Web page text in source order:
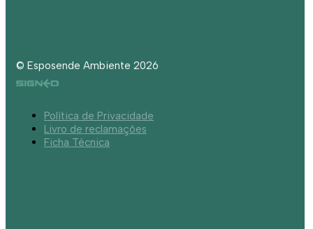
© Esposende Ambiente 2026
Política de Privacidade
Livro de reclamações
Ficha Técnica